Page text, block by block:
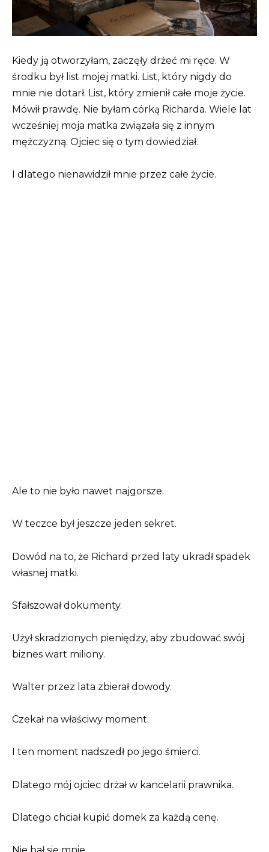
Kiedy ją otworzyłam, zaczęły drżeć mi ręce. W
środku był list mojej matki. List, który nigdy do
mnie nie dotarł. List, który zmienił całe moje życie.
Mówił prawdę. Nie byłam córką Richarda. Wiele lat
wcześniej moja matka związała się z innym
mężczyzną. Ojciec się o tym dowiedział.
I dlatego nienawidził mnie przez całe życie.
Ale to nie było nawet najgorsze.
W teczce był jeszcze jeden sekret.
Dowód na to, że Richard przed laty ukradł spadek
własnej matki.
Sfałszował dokumenty.
Użył skradzionych pieniędzy, aby zbudować swój
biznes wart miliony.
Walter przez lata zbierał dowody.
Czekał na właściwy moment.
I ten moment nadszedł po jego śmierci.
Dlatego mój ojciec drżał w kancelarii prawnika.
Dlatego chciał kupić domek za każdą cenę.